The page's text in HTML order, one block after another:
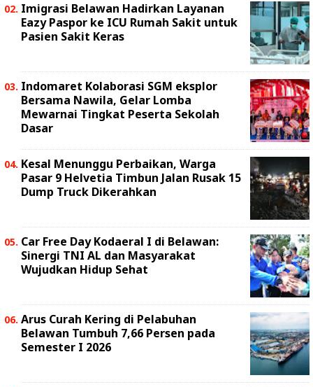
Imigrasi Belawan Hadirkan Layanan
Eazy Paspor ke ICU Rumah Sakit untuk
Pasien Sakit Keras
Indomaret Kolaborasi SGM eksplor
Bersama Nawila, Gelar Lomba
Mewarnai Tingkat Peserta Sekolah
Dasar
Kesal Menunggu Perbaikan, Warga
Pasar 9 Helvetia Timbun Jalan Rusak 15
Dump Truck Dikerahkan
Car Free Day Kodaeral I di Belawan:
Sinergi TNI AL dan Masyarakat
Wujudkan Hidup Sehat
Arus Curah Kering di Pelabuhan
Belawan Tumbuh 7,66 Persen pada
Semester I 2026